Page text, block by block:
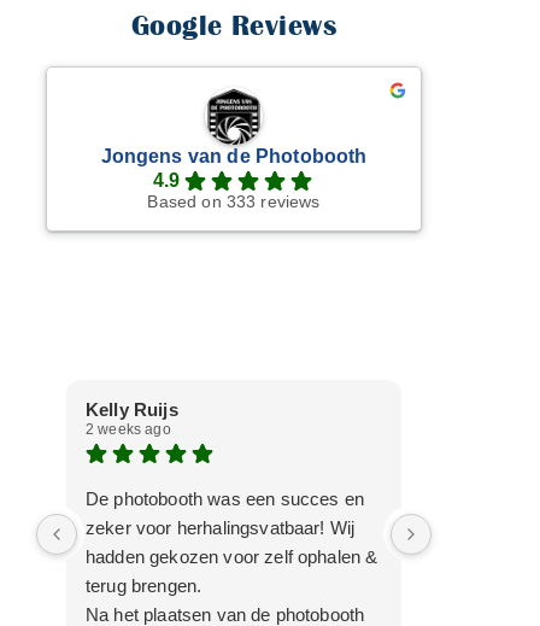
Google Reviews
Jongens van de Photobooth
4.9
Based on 333 reviews
Kelly Ruijs
2 weeks ago
De photobooth was een succes en
zeker voor herhalingsvatbaar! Wij
hadden gekozen voor zelf ophalen &
terug brengen.
Na het plaatsen van de photobooth